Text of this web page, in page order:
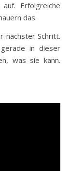
Erfolgreiche
das.
nächster Schritt.
in dieser
was sie kann.